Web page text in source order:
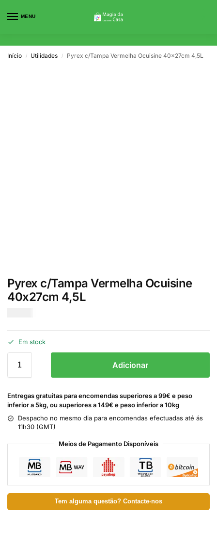
MENU
Início / Utilidades / Pyrex c/Tampa Vermelha Ocuisine 40x27cm 4,5L
Pyrex c/Tampa Vermelha Ocuisine
40x27cm 4,5L
Em stock
Adicionar
Entregas gratuitas para encomendas superiores a 99€ e peso
inferior a 5kg, ou superiores a 149€ e peso inferior a 10kg
Despacho no mesmo dia para encomendas efectuadas até ás
11h30 (GMT)
Meios de Pagamento Disponíveis
Tem alguma questão? Contacte-nos